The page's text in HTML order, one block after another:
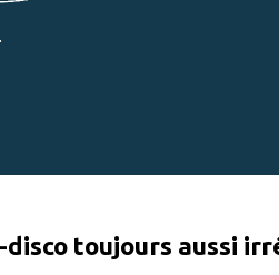
toujours aussi